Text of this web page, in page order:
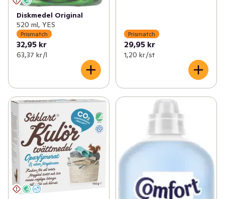
Diskmedel Original
520 ml, YES
Prismatch
32,95 kr
63,37 kr /l
Prismatch
29,95 kr
1,20 kr /st